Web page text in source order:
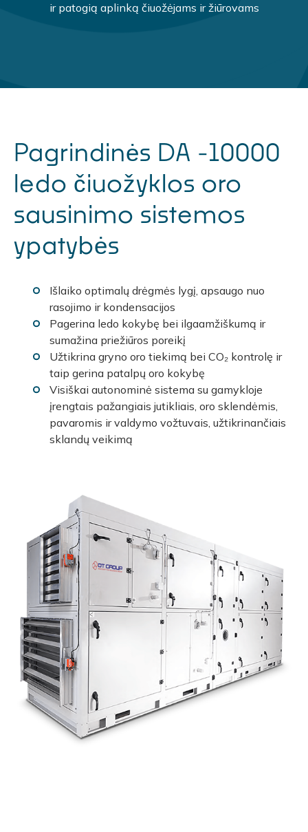
ir patogią aplinką čiuožėjams ir žiūrovams
Pagrindinės DA -10000
ledo čiuožyklos oro
sausinimo sistemos
ypatybės
Išlaiko optimalų drėgmės lygį, apsaugo nuo
rasojimo ir kondensacijos
Pagerina ledo kokybę bei ilgaamžiškumą ir
sumažina priežiūros poreikį
Užtikrina gryno oro tiekimą bei CO₂ kontrolę ir
taip gerina patalpų oro kokybę
Visiškai autonominė sistema su gamykloje
įrengtais pažangiais jutikliais, oro sklendėmis,
pavaromis ir valdymo vožtuvais, užtikrinančiais
sklandų veikimą